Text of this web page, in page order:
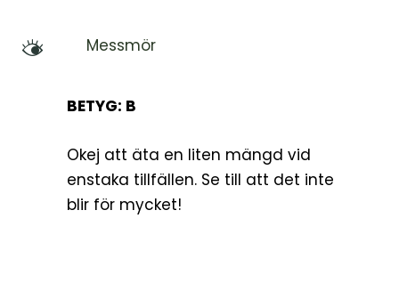
M Messmör
BETYG: B
Okej att äta en liten mängd vid
enstaka tillfällen. Se till att det inte
blir för mycket!